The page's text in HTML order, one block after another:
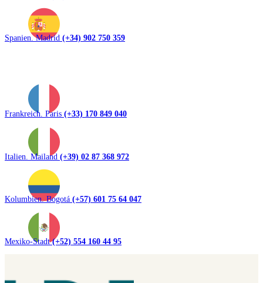
Spanien. Madrid (+34) 902 750 359
Frankreich. Paris (+33) 170 849 040
Italien. Mailand (+39) 02 87 368 972
Kolumbien. Bogotá (+57) 601 75 64 047
Mexiko-Stadt(+52) 554 160 44 95